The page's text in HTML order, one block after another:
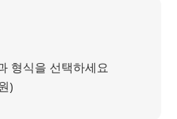
형식을 선택하세요
)